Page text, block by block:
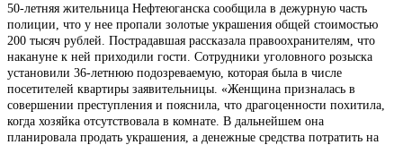
50-летняя жительница Нефтеюганска сообщила в дежурную часть
полиции, что у нее пропали золотые украшения общей стоимостью
200 тысяч рублей. Пострадавшая рассказала правоохранителям, что
накануне к ней приходили гости. Сотрудники уголовного розыска
установили 36-летнюю подозреваемую, которая была в числе
посетителей квартиры заявительницы. «Женщина призналась в
совершении преступления и пояснила, что драгоценности похитила,
когда хозяйка отсутствовала в комнате. В дальнейшем она
планировала продать украшения, а денежные средства потратить на